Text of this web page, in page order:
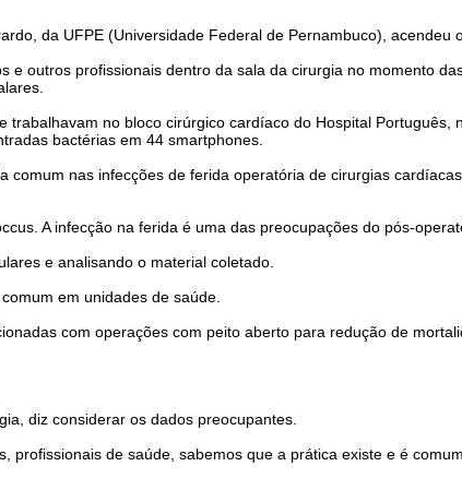
da UFPE (Universidade Federal de Pernambuco), acendeu
e outros profissionais dentro da sala da cirurgia no momento
no bloco cirúrgico cardíaco do Hospital Português,
bactérias em 44 smartphones.
comum nas infecções de ferida operatória de cirurgias
A infecção na ferida é uma das preocupações do pós-
e analisando o material coletado.
em unidades de saúde.
com operações com peito aberto para redução de
diz considerar os dados preocupantes.
profissionais de saúde, sabemos que a prática existe e é